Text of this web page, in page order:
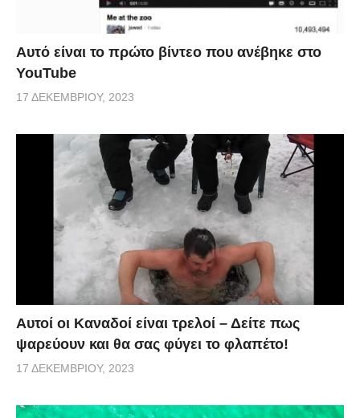
Αυτό είναι το πρώτο βίντεο που ανέβηκε στο
YouTube
17 ΔΕΚΕΜΒΡΊΟΥ, 2023
Αυτοί οι Καναδοί είναι τρελοί – Δείτε πως
ψαρεύουν και θα σας φύγει το φλαπέτο!
17 ΔΕΚΕΜΒΡΊΟΥ, 2023